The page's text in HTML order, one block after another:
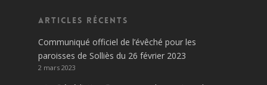
Articles récents
Communiqué officiel de l’évêché pour les
paroisses de Solliès du 26 février 2023
2 mars 2023